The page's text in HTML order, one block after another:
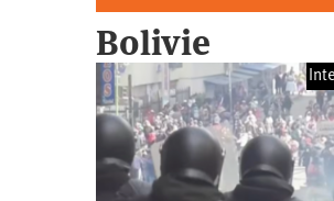
Actualité
Politique
Entreprises
Entreprises
Oppressions
Bolivie